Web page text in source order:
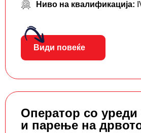
Ниво на квалификација:
Види повеќе
Оператор со
и парење на